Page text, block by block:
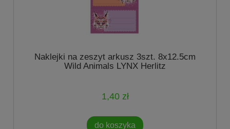
Naklejki na zeszyt arkusz 3szt. 8x12.5cm
Wild Animals LYNX Herlitz
1,40 zł
do koszyka